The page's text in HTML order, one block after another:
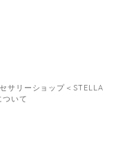
サリーショップ＜STELLA
いて